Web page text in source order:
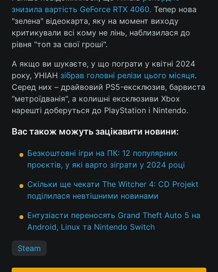
знизила вартість GeForce RTX 4060. Тепер нова
"зелена" відеокарта, яку на момент виходу
критикували всі кому не лінь, наблизилася до
рівня "топ за свої гроші".
А якщо ви шукаєте, у що пограти у квітні 2024
року, УНІАН зібрав головні релізи цього місяця.
Серед них – драйвовий PS5-ексклюзив, барвиста
"метроїдванія", а колишні ексклюзиви Xbox
нарешті доберуться до PlayStation і Nintendo.
Вас також можуть зацікавити новини:
Безкоштовні ігри на ПК: 12 популярних
проєктів, у які варто зіграти у 2024 році
Скільки ще чекати The Witcher 4: CD Projekt
поділилася невтішними новинами
Ентузіасти переносять Grand Theft Auto 5 на
Android, Linux та Nintendo Switch
Steam